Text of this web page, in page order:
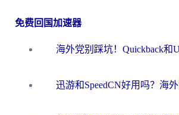
免费回国加速器